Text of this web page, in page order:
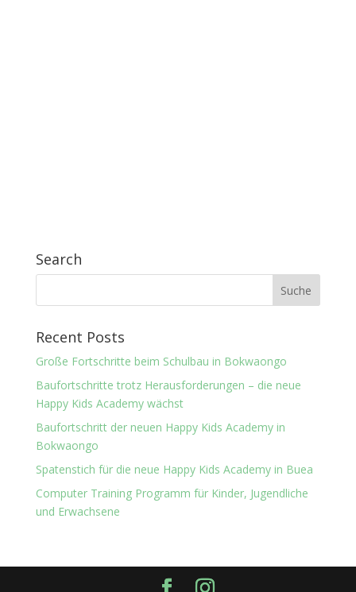
Search
Recent Posts
Große Fortschritte beim Schulbau in Bokwaongo
Baufortschritte trotz Herausforderungen – die neue
Happy Kids Academy wächst
Baufortschritt der neuen Happy Kids Academy in
Bokwaongo
Spatenstich für die neue Happy Kids Academy in Buea
Computer Training Programm für Kinder, Jugendliche
und Erwachsene